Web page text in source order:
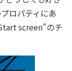
ロパティにあ
screen”のチ